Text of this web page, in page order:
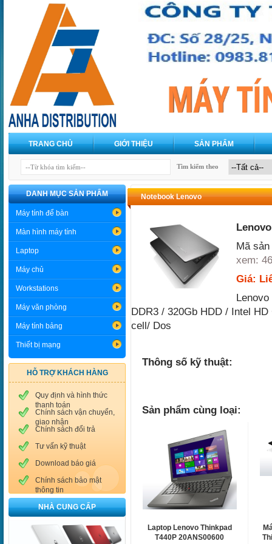
TRANG CHỦ GIỚI THIỆU SẢN PHẨM
Tìm kiếm theo
DANH MỤC SẢN PHẨM
Máy tính để bàn
Màn hình máy tính
Laptop
Máy chủ
Workstations
Máy văn phòng
Máy tính bảng
Thiết bị mạng
HỖ TRỢ KHÁCH HÀNG
Quy định và hình thức
thanh toán
Chính sách vận chuyển,
giao nhận
Chính sách đổi trả
Tư vấn kỹ thuật
Download báo giá
Chính sách bảo mật
thông tin
NHÀ CUNG CẤP
Notebook Lenovo
Mã
xem:
Giá:
DDR3 / 320Gb HDD / Intel
cell/ Dos
Thông số kỹ thuật:
Sản phẩm cùng loại:
Laptop Lenovo Thinkpad
T440P 20ANS00600